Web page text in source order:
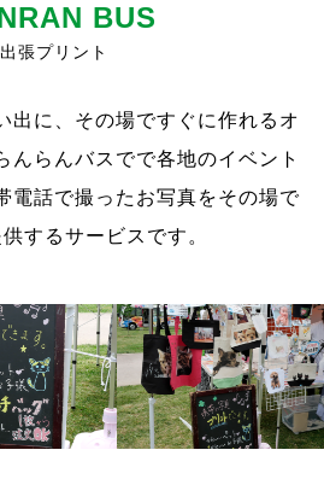
BUS
出張プリント
出に、その場ですぐに作れるオ
んらんバスでで各地のイベント
電話で撮ったお写真をその場で
するサービスです。